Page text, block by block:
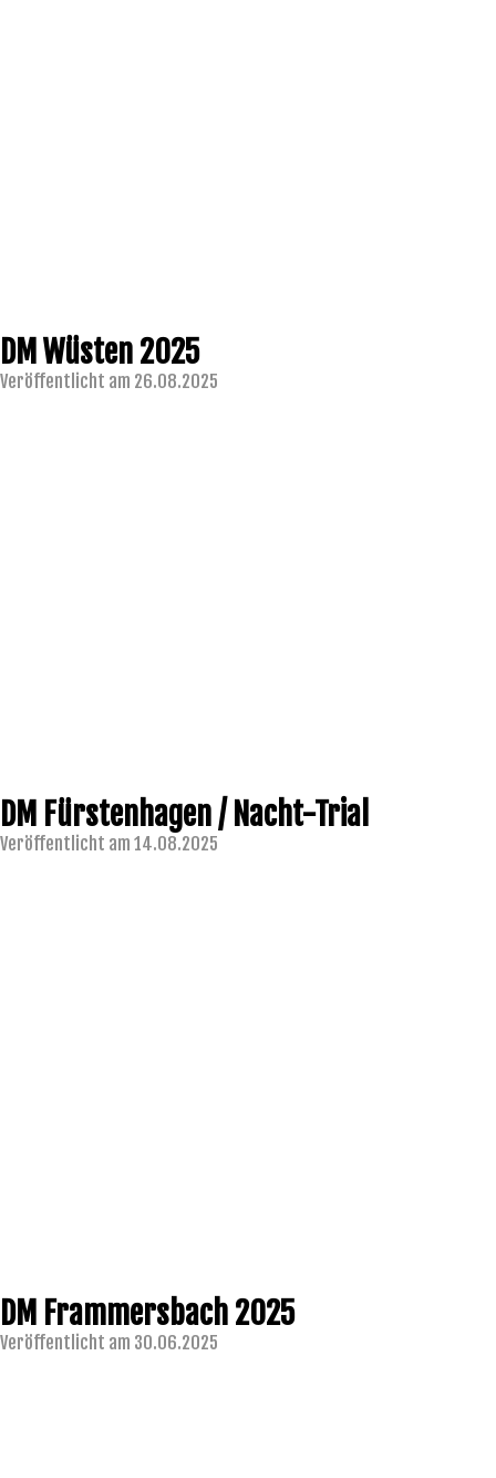
DM Wüsten 2025
Veröffentlicht am 26.08.2025
DM Fürstenhagen / Nacht-Trial
Veröffentlicht am 14.08.2025
DM Frammersbach 2025
Veröffentlicht am 30.06.2025